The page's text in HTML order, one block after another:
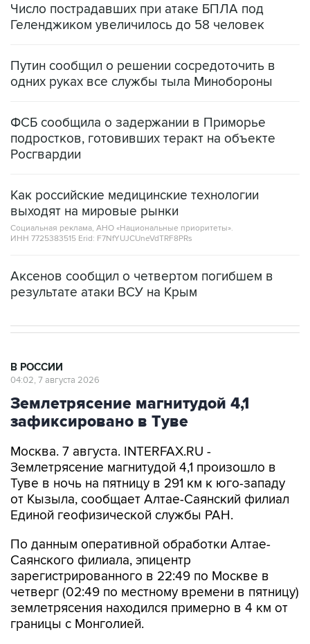
Число пострадавших при атаке БПЛА под
Геленджиком увеличилось до 58 человек
Путин сообщил о решении сосредоточить в
одних руках все службы тыла Минобороны
ФСБ сообщила о задержании в Приморье
подростков, готовивших теракт на объекте
Росгвардии
Как российские медицинские технологии
выходят на мировые рынки
Социальная реклама, АНО «Национальные приоритеты».
ИНН 7725383515 Erid: F7NfYUJCUneVdTRF8PRs
Аксенов сообщил о четвертом погибшем в
результате атаки ВСУ на Крым
В РОССИИ
04:02, 7 августа 2026
Землетрясение магнитудой 4,1
зафиксировано в Туве
Москва. 7 августа. INTERFAX.RU -
Землетрясение магнитудой 4,1 произошло в
Туве в ночь на пятницу в 291 км к юго-западу
от Кызыла, сообщает Алтае-Саянский филиал
Единой геофизической службы РАН.
По данным оперативной обработки Алтае-
Саянского филиала, эпицентр
зарегистрированного в 22:49 по Москве в
четверг (02:49 по местному времени в пятницу)
землетрясения находился примерно в 4 км от
границы с Монголией.